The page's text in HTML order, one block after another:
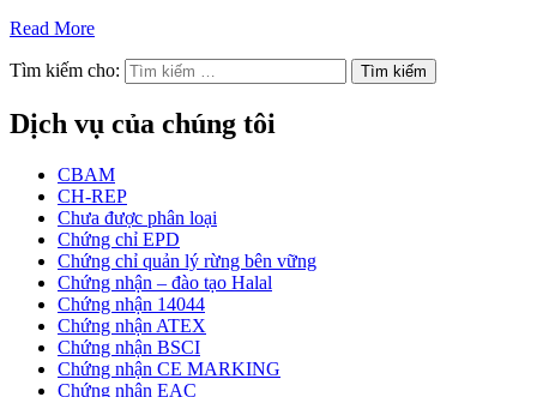
Read More
Tìm kiếm cho:
Dịch vụ của chúng tôi
CBAM
CH-REP
Chưa được phân loại
Chứng chỉ EPD
Chứng chỉ quản lý rừng bên vững
Chứng nhận – đào tạo Halal
Chứng nhận 14044
Chứng nhận ATEX
Chứng nhận BSCI
Chứng nhận CE MARKING
Chứng nhận EAC